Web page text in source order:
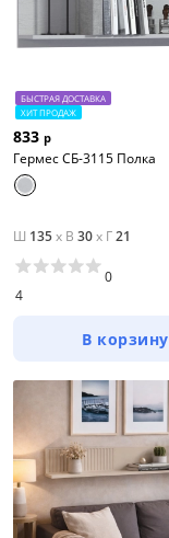
БЫСТРАЯ ДОСТАВКА
ХИТ ПРОДАЖ
833 р
Гермес СБ-3115 Полка
Ш 135x В 30x Г21
4
0
В корзину